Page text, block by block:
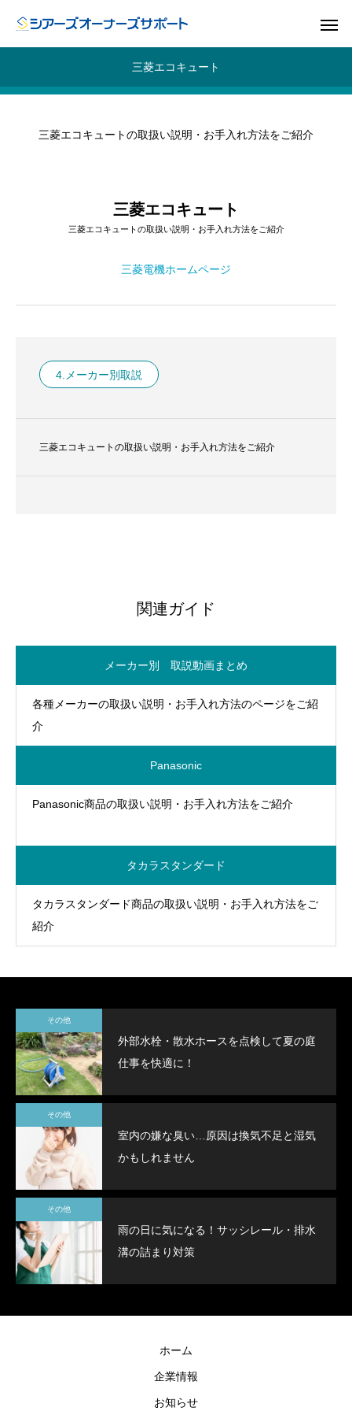
三菱エコキュート
三菱エコキュートの取扱い説明・お手入れ方法をご紹介
三菱エコキュート
三菱エコキュートの取扱い説明・お手入れ方法をご紹介
三菱電機ホームページ
4.メーカー別取説
三菱エコキュートの取扱い説明・お手入れ方法をご紹介
関連ガイド
メーカー別 取説動画まとめ
各種メーカーの取扱い説明・お手入れ方法のページをご紹
介
Panasonic
Panasonic商品の取扱い説明・お手入れ方法をご紹介
タカラスタンダード
タカラスタンダード商品の取扱い説明・お手入れ方法をご
紹介
その他
外部水栓・散水ホースを点検して夏の庭
仕事を快適に！
その他
室内の嫌な臭い…原因は換気不足と湿気
かもしれません
その他
雨の日に気になる！サッシレール・排水
溝の詰まり対策
ホーム
企業情報
お知らせ